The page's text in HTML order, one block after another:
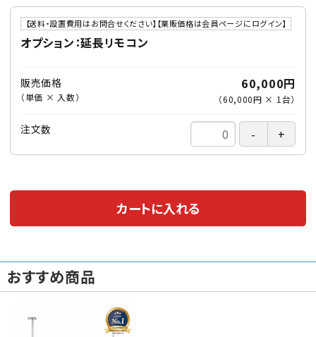
【送料・設置費用はお問合せください】【業販価格は会員ページにログイン】
オプション：延長リモコン
販売価格
（単価 × 入数）
60,000円
（60,000円 × 1台）
注文数
カートに入れる
おすすめ商品